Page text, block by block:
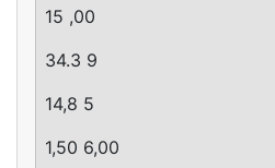
15 ,00
34.3 9
14,8 5
1,50 6,00